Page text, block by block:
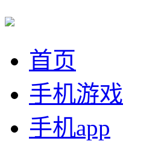
首页
手机游戏
手机app